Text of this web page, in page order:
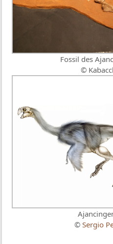
Fossil des
©
©Sergio